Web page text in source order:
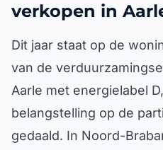
verkopen in
Dit jaar staat op de
van de
Aarle met energielabel
belangstelling op de
gedaald. In Noord-